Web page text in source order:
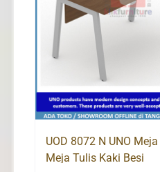
UOD 8072 N UNO
Meja Tulis Kaki Besi